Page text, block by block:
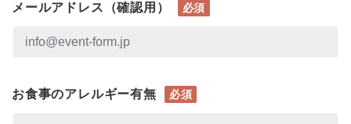
メールアドレス（確認用） 必須
お食事のアレルギー有無 必須